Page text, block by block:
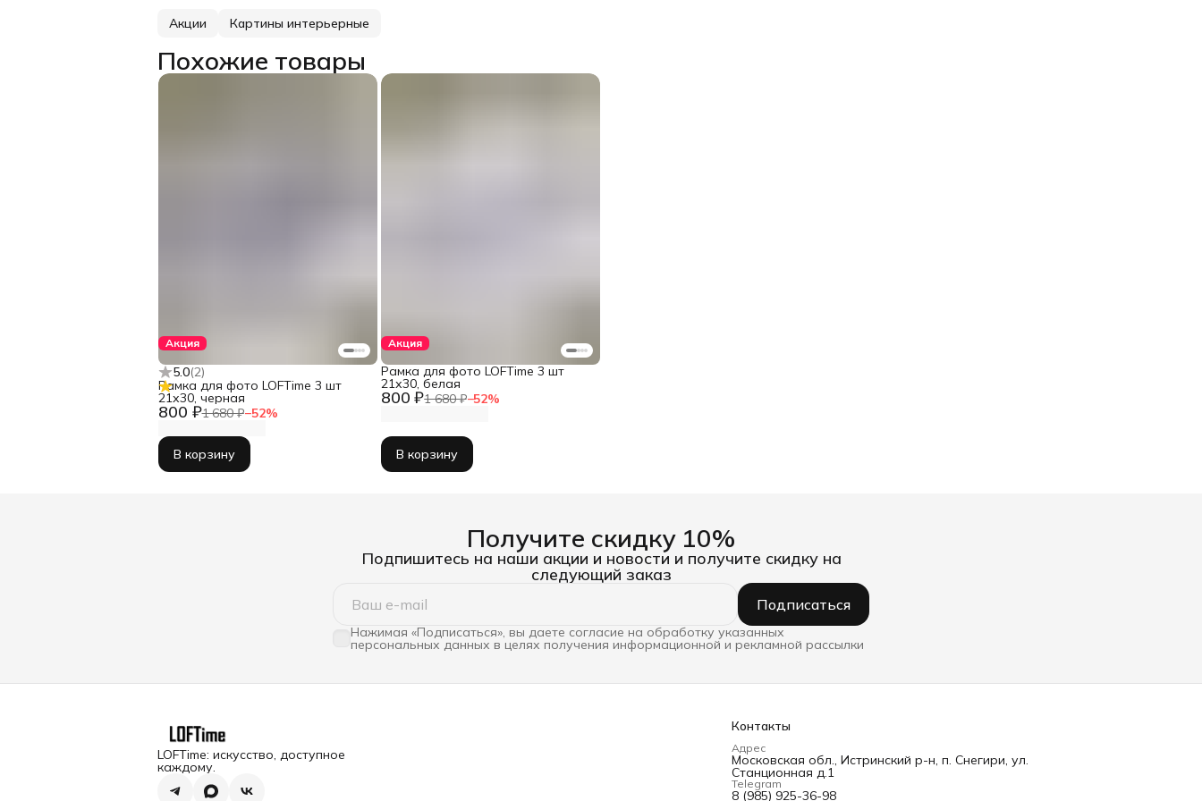
Акции Картины интерьерные
Похожие товары
Акция
5.0(2)
800 ₽1 680 ₽−52%
Рамка для фото LOFTime 3 шт
21х30, черная
В корзину
Акция
800 ₽1 680 ₽−52%
Рамка для фото LOFTime 3 шт
21х30, белая
В корзину
Получите скидку 10%
Подпишитесь на наши акции и новости и получите скидку на
следующий заказ
Подписаться
Нажимая «Подписаться», вы даете согласие на обработку указанных
персональных данных в целях получения информационной и рекламной рассылки
LOFTime: искусство, доступное
каждому.
Контакты
Адрес
Московская обл., Истринский р-н, п. Снегири, ул.
Станционная д.1
Telegram
8 (985) 925-36-98